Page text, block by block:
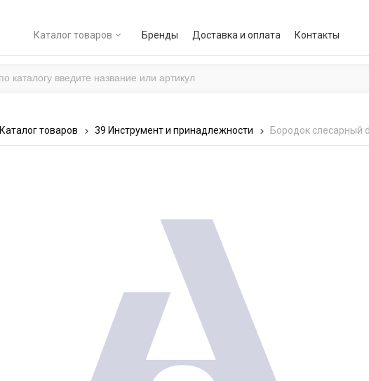
Каталог товаров Бренды Доставка и оплата Контакты
Каталог товаров 39 Инструмент и принадлежности Бородок слесарный